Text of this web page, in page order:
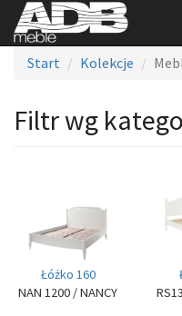
Start
Kolekcje
Filtr wg
Łóżko 160
NAN 1200 / NANCY
RS13